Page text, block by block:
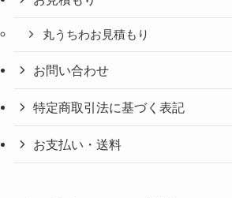
丸うちわお見積もり
お問い合わせ
特定商取引法に基づく表記
お支払い・送料